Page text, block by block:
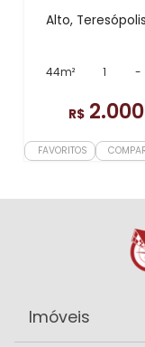
Alto,
44m² 1 -
R$ 2.000
FAVORITOS
Imóveis